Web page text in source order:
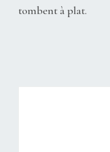
tombent à plat.